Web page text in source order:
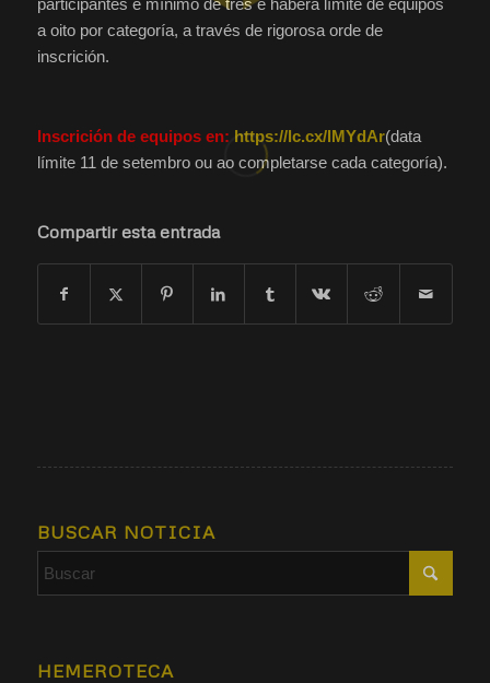
participantes e mínimo de tres e haberá límite de equipos
a oito por categoría, a través de rigorosa orde de
inscrición.
Inscrición de equipos en: https://lc.cx/lMYdAr(data
límite 11 de setembro ou ao completarse cada categoría).
Compartir esta entrada
BUSCAR NOTICIA
HEMEROTECA